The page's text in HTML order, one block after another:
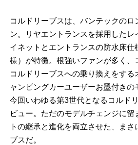
コルドリーブスは、バンテックのロ
ン。リヤエントランスを採用したレ
イネットとエントランスの防水床仕
様）が特徴。根強いファンが多く、
コルドリーブスへの乗り換えをする
ャンピングカーユーザーお墨付きの
今回いわゆる第3世代となるコルド
ビュー。ただのモデルチェンジに
トの継承と進化を両立させた、ま
ブスだ。